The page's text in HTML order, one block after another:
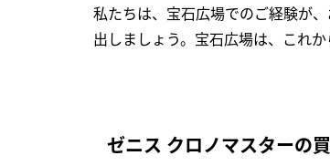
私たちは、宝石広場でのご経験が
出しましょう。宝石広場は、これ
ゼニス クロノマスターの